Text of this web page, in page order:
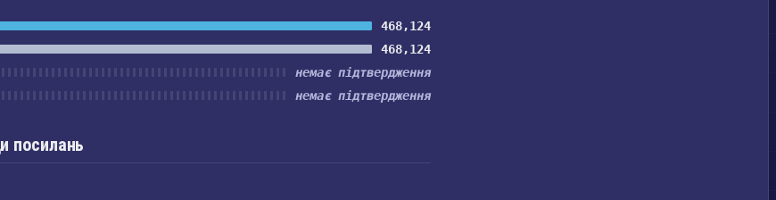
468,124
468,124
немає підтвердження
немає підтвердження
посилань